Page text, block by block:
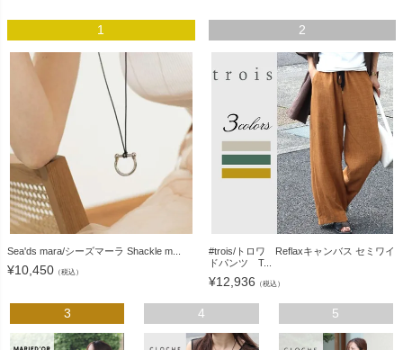
1
Sea'ds mara/シーズマーラ Shackle m...
¥10,450 （税込）
2
#trois/トロワ Reflaxキャンバス セミワイ
ドパンツ T...
¥12,936 （税込）
3 4 5